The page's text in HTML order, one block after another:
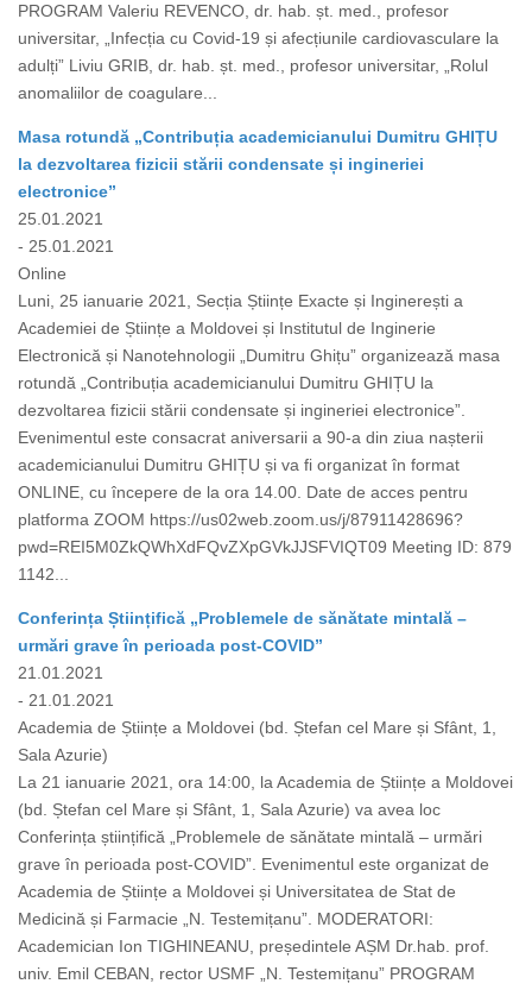
PROGRAM Valeriu REVENCO, dr. hab. șt. med., profesor
universitar, „Infecția cu Covid-19 și afecțiunile cardiovasculare la
adulți” Liviu GRIB, dr. hab. șt. med., profesor universitar, „Rolul
anomaliilor de coagulare...
Masa rotundă „Contribuția academicianului Dumitru GHIȚU
la dezvoltarea fizicii stării condensate și ingineriei
electronice”
25.01.2021
- 25.01.2021
Online
Luni, 25 ianuarie 2021, Secția Științe Exacte și Inginerești a
Academiei de Științe a Moldovei și Institutul de Inginerie
Electronică și Nanotehnologii „Dumitru Ghițu” organizează masa
rotundă „Contribuția academicianului Dumitru GHIȚU la
dezvoltarea fizicii stării condensate și ingineriei electronice”.
Evenimentul este consacrat aniversarii a 90-a din ziua nașterii
academicianului Dumitru GHIȚU și va fi organizat în format
ONLINE, cu începere de la ora 14.00. Date de acces pentru
platforma ZOOM https://us02web.zoom.us/j/87911428696?
pwd=REI5M0ZkQWhXdFQvZXpGVkJJSFVIQT09 Meeting ID: 879
1142...
Conferința Științifică „Problemele de sănătate mintală –
urmări grave în perioada post-COVID”
21.01.2021
- 21.01.2021
Academia de Științe a Moldovei (bd. Ștefan cel Mare și Sfânt, 1,
Sala Azurie)
La 21 ianuarie 2021, ora 14:00, la Academia de Științe a Moldovei
(bd. Ștefan cel Mare și Sfânt, 1, Sala Azurie) va avea loc
Conferința științifică „Problemele de sănătate mintală – urmări
grave în perioada post-COVID”. Evenimentul este organizat de
Academia de Științe a Moldovei și Universitatea de Stat de
Medicină și Farmacie „N. Testemițanu”. MODERATORI:
Academician Ion TIGHINEANU, președintele AȘM Dr.hab. prof.
univ. Emil CEBAN, rector USMF „N. Testemițanu” PROGRAM